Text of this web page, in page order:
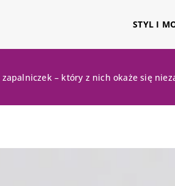
STYL I
zapalniczek – który z nich okaże się